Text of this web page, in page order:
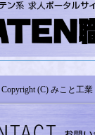
Copyright (C) みこと工業